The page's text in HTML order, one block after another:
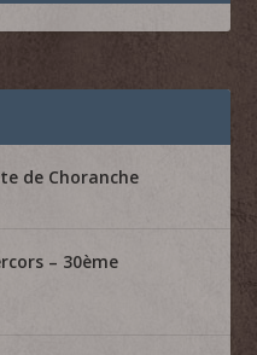
de Choranche
– 30ème